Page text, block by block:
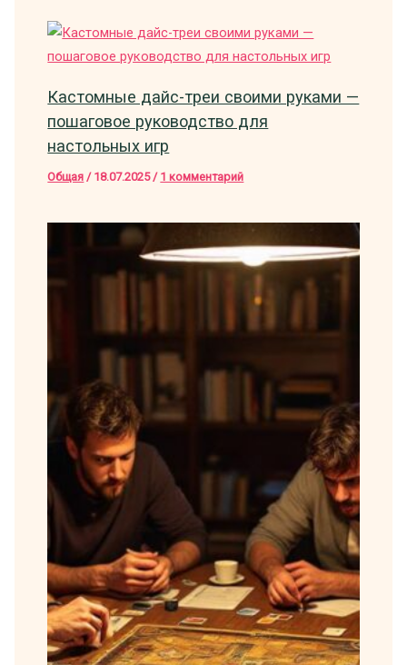
Кастомные дайс-треи своими руками —
пошаговое руководство для
настольных игр
Общая / 18.07.2025/ 1 комментарий